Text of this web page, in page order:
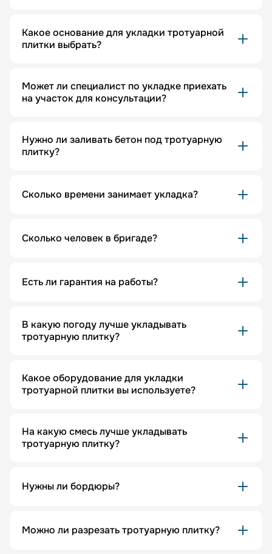
Какое основание для укладки тротуарной
плитки выбрать?
Может ли специалист по укладке приехать
на участок для консультации?
Нужно ли заливать бетон под тротуарную
плитку?
Сколько времени занимает укладка?
Сколько человек в бригаде?
Есть ли гарантия на работы?
В какую погоду лучше укладывать
тротуарную плитку?
Какое оборудование для укладки
тротуарной плитки вы используете?
На какую смесь лучше укладывать
тротуарную плитку?
Нужны ли бордюры?
Можно ли разрезать тротуарную плитку?